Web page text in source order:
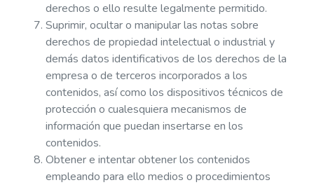
derechos o ello resulte legalmente permitido.
Suprimir, ocultar o manipular las notas sobre
derechos de propiedad intelectual o industrial y
demás datos identificativos de los derechos de la
empresa o de terceros incorporados a los
contenidos, así como los dispositivos técnicos de
protección o cualesquiera mecanismos de
información que puedan insertarse en los
contenidos.
Obtener e intentar obtener los contenidos
empleando para ello medios o procedimientos